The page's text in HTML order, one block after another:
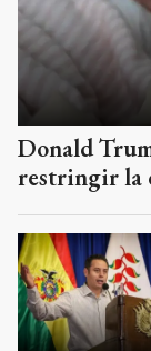
Donald
restringir la